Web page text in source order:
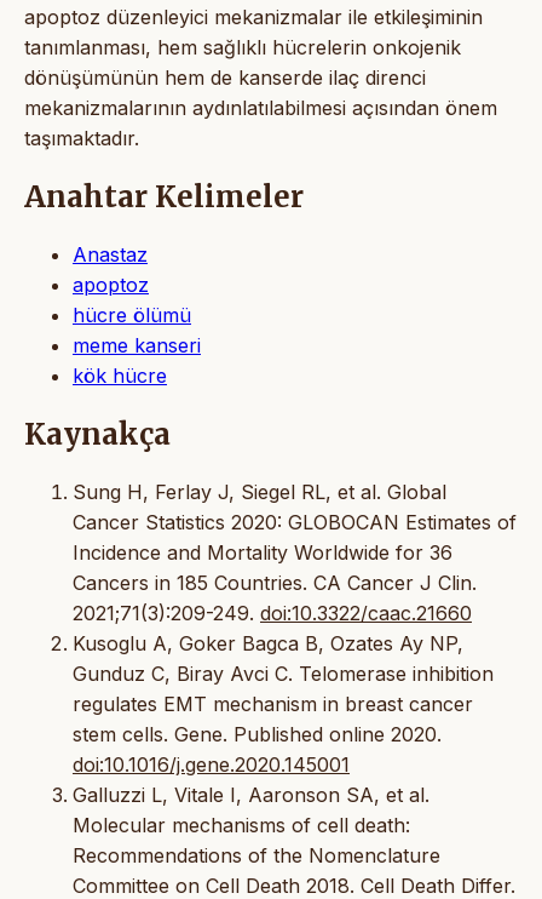
apoptoz düzenleyici mekanizmalar ile etkileşiminin
tanımlanması, hem sağlıklı hücrelerin onkojenik
dönüşümünün hem de kanserde ilaç direnci
mekanizmalarının aydınlatılabilmesi açısından önem
taşımaktadır.
Anahtar Kelimeler
Anastaz
apoptoz
hücre ölümü
meme kanseri
kök hücre
Kaynakça
Sung H, Ferlay J, Siegel RL, et al. Global
Cancer Statistics 2020: GLOBOCAN Estimates of
Incidence and Mortality Worldwide for 36
Cancers in 185 Countries. CA Cancer J Clin.
2021;71(3):209-249. doi:10.3322/caac.21660
Kusoglu A, Goker Bagca B, Ozates Ay NP,
Gunduz C, Biray Avci C. Telomerase inhibition
regulates EMT mechanism in breast cancer
stem cells. Gene. Published online 2020.
doi:10.1016/j.gene.2020.145001
Galluzzi L, Vitale I, Aaronson SA, et al.
Molecular mechanisms of cell death:
Recommendations of the Nomenclature
Committee on Cell Death 2018. Cell Death Differ.